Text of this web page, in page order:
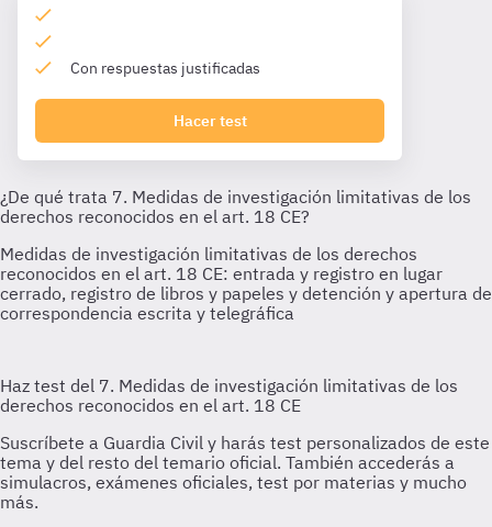
Con respuestas justificadas
Hacer test